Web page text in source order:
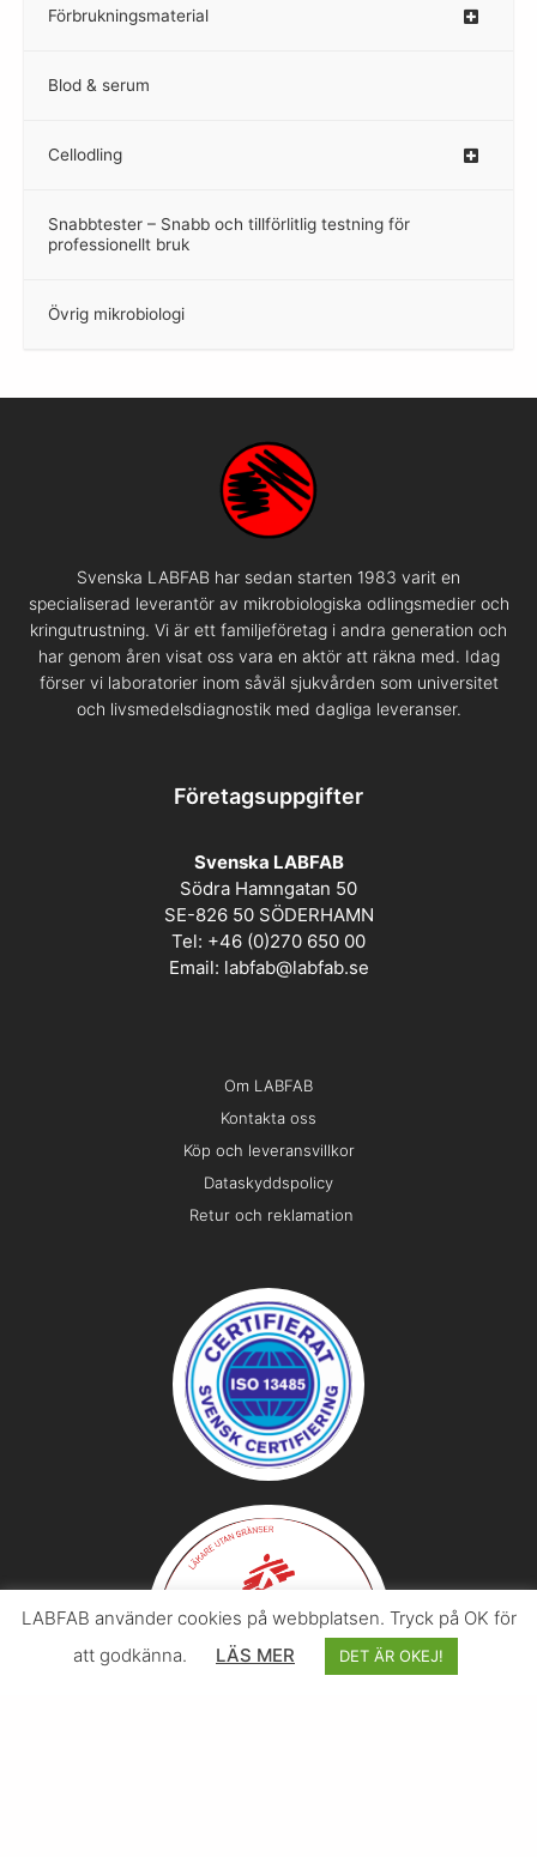
Förbrukningsmaterial
Blod & serum
Cellodling
–
Snabbtester – Snabb och tillförlitlig testning för
professionellt bruk
–
Övrig mikrobiologi
–
Svenska LABFAB har sedan starten 1983 varit en
specialiserad leverantör av mikrobiologiska odlingsmedier och
kringutrustning. Vi är ett familjeföretag i andra generation och
har genom åren visat oss vara en aktör att räkna med. Idag
förser vi laboratorier inom såväl sjukvården som universitet
och livsmedelsdiagnostik med dagliga leveranser.
Företagsuppgifter
Svenska LABFAB
Södra Hamngatan 50
SE-826 50 SÖDERHAMN
Tel: +46 (0)270 650 00
Email: labfab@labfab.se
Om LABFAB
Kontakta oss
Köp och leveransvillkor
Dataskyddspolicy
Retur och reklamation
LABFAB använder cookies på webbplatsen. Tryck på OK för
att godkänna.
LÄS MER DET ÄR OKEJ!